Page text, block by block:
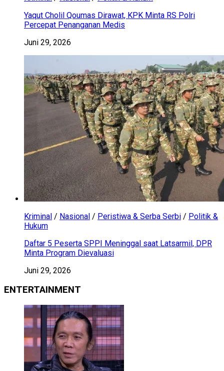
Yaqut Cholil Qoumas Dirawat, KPK Minta RS Polri
Percepat Penanganan Medis
Juni 29, 2026
Kriminal / Nasional / Peristiwa & Serba Serbi / Politik &
Hukum
Daftar 5 Peserta SPPI Meninggal saat Latsarmil, DPR
Minta Program Dievaluasi
Juni 29, 2026
ENTERTAINMENT